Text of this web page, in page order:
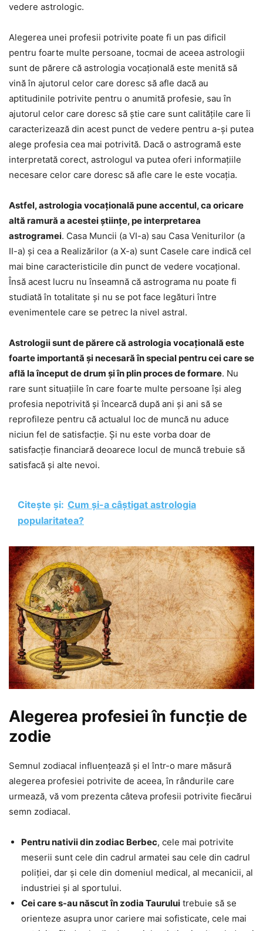
vedere astrologic.
Alegerea unei profesii potrivite poate fi un pas dificil
pentru foarte multe persoane, tocmai de aceea astrologii
sunt de părere că astrologia vocațională este menită să
vină în ajutorul celor care doresc să afle dacă au
aptitudinile potrivite pentru o anumită profesie, sau în
ajutorul celor care doresc să știe care sunt calitățile care îi
caracterizează din acest punct de vedere pentru a-și putea
alege profesia cea mai potrivită. Dacă o astrogramă este
interpretată corect, astrologul va putea oferi informațiile
necesare celor care doresc să afle care le este vocația.
Astfel, astrologia vocațională pune accentul, ca oricare
altă ramură a acestei științe, pe interpretarea
astrogramei. Casa Muncii (a VI-a) sau Casa Veniturilor (a
II-a) și cea a Realizărilor (a X-a) sunt Casele care indică cel
mai bine caracteristicile din punct de vedere vocațional.
Însă acest lucru nu înseamnă că astrograma nu poate fi
studiată în totalitate și nu se pot face legături între
evenimentele care se petrec la nivel astral.
Astrologii sunt de părere că astrologia vocațională este
foarte importantă și necesară în special pentru cei care se
află la început de drum și în plin proces de formare. Nu
rare sunt situațiile în care foarte multe persoane își aleg
profesia nepotrivită și încearcă după ani și ani să se
reprofileze pentru că actualul loc de muncă nu aduce
niciun fel de satisfacție. Și nu este vorba doar de
satisfacție financiară deoarece locul de muncă trebuie să
satisfacă și alte nevoi.
Citește și: Cum și-a câștigat astrologia
popularitatea?
Alegerea profesiei în funcție de
zodie
Semnul zodiacal influențează și el într-o mare măsură
alegerea profesiei potrivite de aceea, în rândurile care
urmează, vă vom prezenta câteva profesii potrivite fiecărui
semn zodiacal.
Pentru nativii din zodiac Berbec, cele mai potrivite
meserii sunt cele din cadrul armatei sau cele din cadrul
poliției, dar și cele din domeniul medical, al mecanicii, al
industriei și al sportului.
Cei care s-au născut în zodia Taurului trebuie să se
orienteze asupra unor cariere mai sofisticate, cele mai